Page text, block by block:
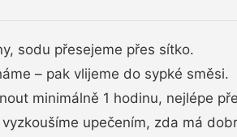
sodu přesejeme přes sítko.
– pak vlijeme do sypké směsi.
minimálně 1 hodinu, nejlépe
upečením, zda má